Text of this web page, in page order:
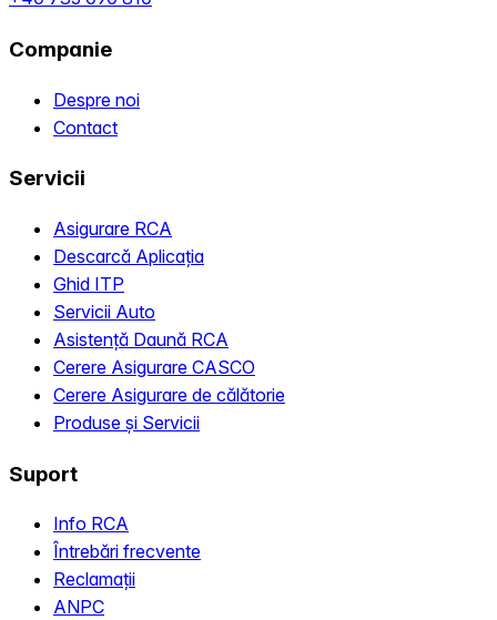
Companie
Despre noi
Contact
Servicii
Asigurare RCA
Descarcă Aplicația
Ghid ITP
Servicii Auto
Asistență Daună RCA
Cerere Asigurare CASCO
Cerere Asigurare de călătorie
Produse și Servicii
Suport
Info RCA
Întrebări frecvente
Reclamații
ANPC